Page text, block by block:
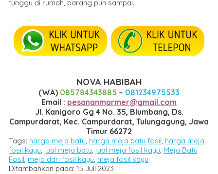
tunggu di rumah, barang pun sampai.
NOVA HABIBAH
(WA) 085784343885 – 081234975533
Email : pesananmarmer@gmail.com
Jl. Kanigoro Gg 4 No. 35, Blumbang, Ds.
Campurdarat, Kec. Campurdarat, Tulungagung, Jawa
Timur 66272
Tags: harga meja batu, harga meja batu fosil, harga meja
fosil kayu, jual meja batu, jual meja fosil kayu, Meja Batu
Fosil, meja dari fosil kayu, meja fosil kayu
Ditambahkan pada: 15 Juli 2023